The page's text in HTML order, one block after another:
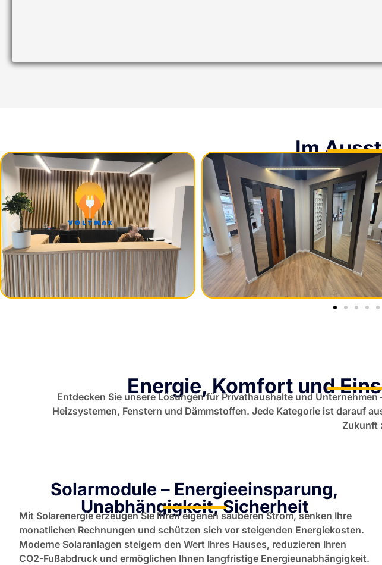
Im
Energie, Komfort und
Entdecken Sie unsere Lösungen für Privathaushalte und
Heizsystemen, Fenstern und Dämmstoffen. Jede Kategorie ist darauf
Zukunft
Solarmodule – Energieeinsparung,
Unabhängigkeit, Sicherheit
Mit Solarenergie erzeugen Sie Ihren eigenen sauberen Strom, senken Ihre
monatlichen Rechnungen und schützen sich vor steigenden Energiekosten.
Moderne Solaranlagen steigern den Wert Ihres Hauses, reduzieren Ihren
CO2-Fußabdruck und ermöglichen Ihnen langfristige Energieunabhängigkeit.